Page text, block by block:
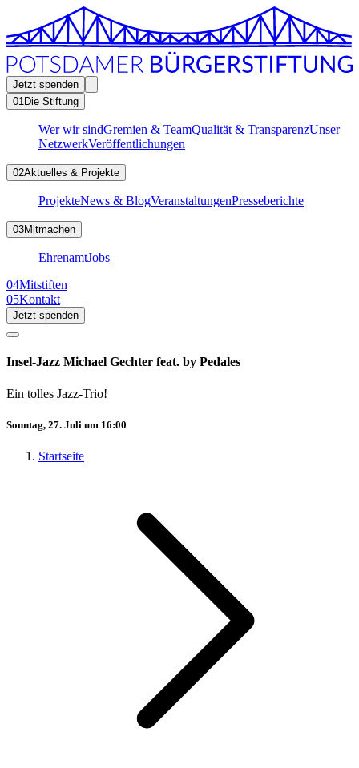
Jetzt spenden
01Die Stiftung
Wer wir sindGremien & TeamQualität & TransparenzUnser
NetzwerkVeröffentlichungen
02Aktuelles & Projekte
ProjekteNews & BlogVeranstaltungenPresseberichte
03Mitmachen
EhrenamtJobs
04Mitstiften
05Kontakt
Jetzt spenden
Insel-Jazz Michael Gechter feat. by Pedales
Ein tolles Jazz-Trio!
Sonntag, 27. Juli um 16:00
Startseite